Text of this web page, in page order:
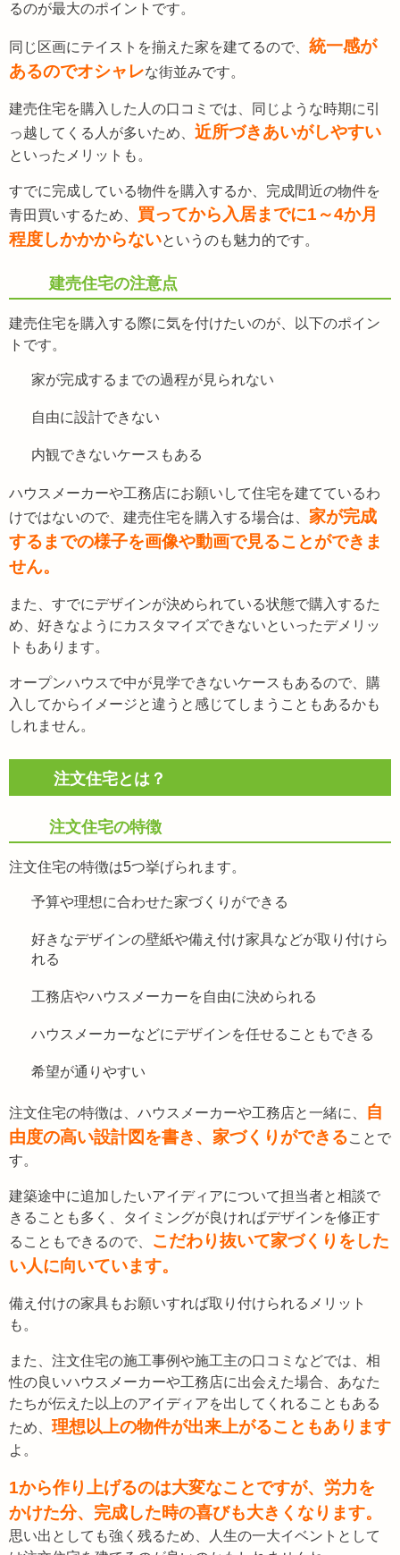
るのが最大のポイントです。
同じ区画にテイストを揃えた家を建てるので、 統一感が
あるのでオシャレな街並みです。
建売住宅を購入した人の口コミでは、同じような時期に引
っ越してくる人が多いため、 近所づきあいがしやすい
といったメリットも。
すでに完成している物件を購入するか、完成間近の物件を
青田買いするため、
買ってから入居までに1～4か月
程度しかかからないというのも魅力的です。
建売住宅の注意点
建売住宅を購入する際に気を付けたいのが、以下のポイン
トです。
家が完成するまでの過程が見られない
自由に設計できない
内観できないケースもある
ハウスメーカーや工務店にお願いして住宅を建てているわ
けではないので、建売住宅を購入する場合は、 家が完成
するまでの様子を画像や動画で見ることができま
せん。
また、すでにデザインが決められている状態で購入するた
め、好きなようにカスタマイズできないといったデメリッ
トもあります。
オープンハウスで中が見学できないケースもあるので、購
入してからイメージと違うと感じてしまうこともあるかも
しれません。
注文住宅とは？
注文住宅の特徴
注文住宅の特徴は5つ挙げられます。
予算や理想に合わせた家づくりができる
好きなデザインの壁紙や備え付け家具などが取り付けら
れる
工務店やハウスメーカーを自由に決められる
ハウスメーカーなどにデザインを任せることもできる
希望が通りやすい
注文住宅の特徴は、ハウスメーカーや工務店と一緒に、
自
由度の高い設計図を書き、家づくりができることで
す。
建築途中に追加したいアイディアについて担当者と相談で
きることも多く、タイミングが良ければデザインを修正す
ることもできるので、
こだわり抜いて家づくりをした
い人に向いています。
備え付けの家具もお願いすれば取り付けられるメリット
も。
また、注文住宅の施工事例や施工主の口コミなどでは、相
性の良いハウスメーカーや工務店に出会えた場合、あなた
たちが伝えた以上のアイディアを出してくれることもある
ため、 理想以上の物件が出来上がることもあります
よ。
1から作り上げるのは大変なことですが、労力を
かけた分、完成した時の喜びも大きくなります。
思い出としても強く残るため、人生の一大イベントとして